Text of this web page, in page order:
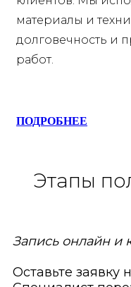
материалы и
долговечность и
работ.
ПОДРОБНЕЕ
Этапы
Запись онлайн и
Оставьте заявку